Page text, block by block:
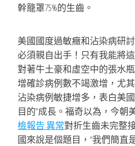
幹籠罩75%的生齒。
美國國度過敏癥和沾染病研
必須親自出手！只有我能將
對著牛土豪和虛空中的張水
增確診病例數不竭激增，尤
沾染病例敏捷增多，表白美
目的”成長。福奇以為，今朝
檢報告 異常對折生齒未完整
國來說是個題目，“我們簡直